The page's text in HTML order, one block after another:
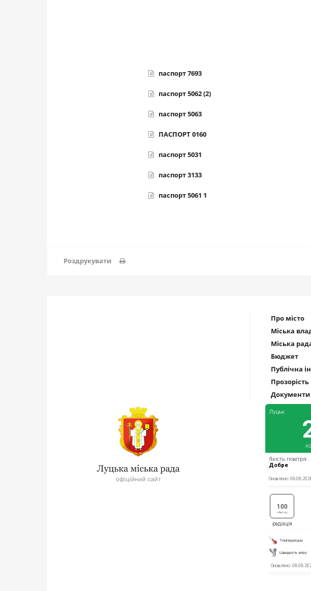
паспорт 7693
паспорт 5062 (2)
паспорт 5063
ПАСПОРТ 0160
паспорт 5031
паспорт 3133
паспорт 5061 1
Роздрукувати
Про місто
Міська
Міська
Бюджет
Публічна
Документи